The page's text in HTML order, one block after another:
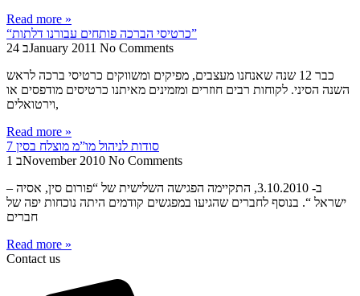
Read more »
“כרטיסי הברכה פותחים עבורנו דלתות”
24 בJanuary 2011 No Comments
כבר 12 שנה שאנחנו מעצבים, מפיקים ומשווקים כרטיסי ברכה לראש
השנה הסיני. לקוחות רבים חוזרים ומזמינים מאיתנו כרטיסים מודפסים או
וירטואלים,
Read more »
7 סודות לניהול מו”מ מוצלח בסין
1 בNovember 2010 No Comments
ב- 3.10.2010, התקיימה הפגישה השלישית של “פורום סין, אסיה –
ישראל “. בנוסף לחברים שהגיעו במפגשים קודמים היתה נוכחות יפה של
חברים
Read more »
Contact us